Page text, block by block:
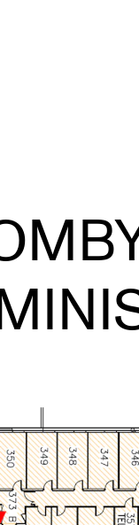
IT og
Canvas
Innkjøp og